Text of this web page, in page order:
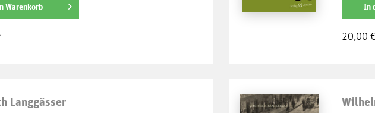
Warenkorb In
20,00
Langgässer